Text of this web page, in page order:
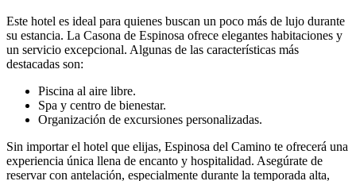
Este hotel es ideal para quienes buscan un poco más de lujo durante
su estancia. La Casona de Espinosa ofrece elegantes habitaciones y
un servicio excepcional. Algunas de las características más
destacadas son:
Piscina al aire libre.
Spa y centro de bienestar.
Organización de excursiones personalizadas.
Sin importar el hotel que elijas, Espinosa del Camino te ofrecerá una
experiencia única llena de encanto y hospitalidad. Asegúrate de
reservar con antelación, especialmente durante la temporada alta,